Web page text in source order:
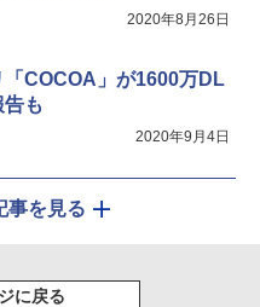
2020年8月26日
COCOA」が1600万DL
も
2020年9月4日
事を見る
に戻る